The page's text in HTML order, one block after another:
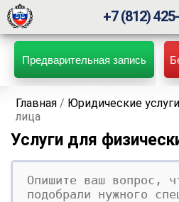
Предварительная запись
+7 (812)
Главная / Юридические услуги
лица
Услуги для
Ваш вопрос
Ваше имя